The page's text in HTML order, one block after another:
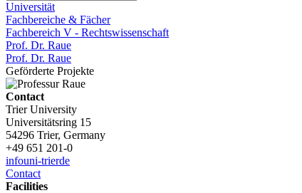
Universität
Fachbereiche & Fächer
Fachbereich V - Rechtswissenschaft
Prof. Dr. Raue
Prof. Dr. Raue
Geförderte Projekte
Contact
Trier University
Universitätsring 15
54296 Trier, Germany
+49 651 201-0
infouni-trierde
Contact
Facilities